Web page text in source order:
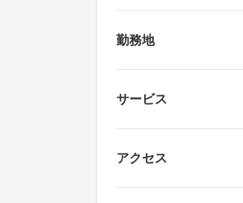
勤務地
サービス
アクセス